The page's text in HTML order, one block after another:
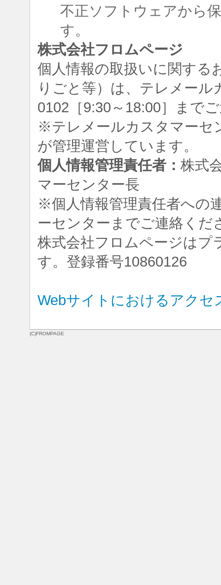
不正ソフトウェアから
す。
株式会社フロムページ
個人情報の取扱いに関する
りごと等）は、テレメー
0102［9:30～18:00］まで
※テレメールカスタマーセ
が管理運営しています。
個人情報管理責任者： 株式
マーセンター長
※個人情報管理責任者への
ーセンターまでご連絡くだ
株式会社フロムページはプ
す。登録番号10860126
Webサイトにおけるアクセ
(C)FROMPAGE